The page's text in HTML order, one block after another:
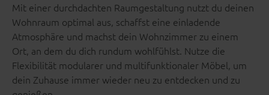
Mit einer durchdachten Raumgestaltung nutzt du deinen
Wohnraum optimal aus, schaffst eine einladende
Atmosphäre und machst dein Wohnzimmer zu einem
Ort, an dem du dich rundum wohlfühlst. Nutze die
Flexibilität modularer und multifunktionaler Möbel, um
dein Zuhause immer wieder neu zu entdecken und zu